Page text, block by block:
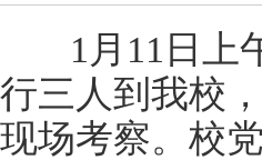
1月11日上午
行三人到我校
现场考察。校